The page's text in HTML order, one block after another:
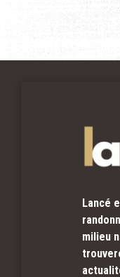
Lancé
milieu